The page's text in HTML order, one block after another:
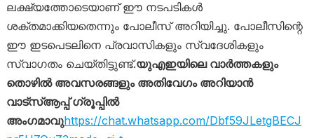
ലക്ഷ്യത്തോടെയാണ് ഈ നടപടികൾ
ശക്തമാക്കിയതെന്നും പോലീസ് അറിയിച്ചു. പോലീസിന്റെ
ഈ ഇടപെടലിനെ പ്രവാസികളും സ്വദേശികളും
സ്വാഗതം ചെയ്തിട്ടുണ്ട്.യുഎഇയിലെ വാർത്തകളും
തൊഴിൽ അവസരങ്ങളും അതിവേഗം അറിയാൻ
വാട്സ്ആപ്പ് ഗ്രൂപ്പിൽ
അംഗമാവുhttps://chat.whatsapp.com/Dbf59JLetgBECJ